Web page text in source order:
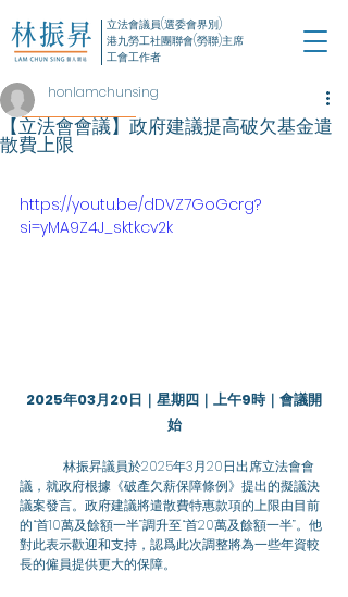
立法會議員(選委會界別)
港九勞工社團聯會(勞聯)主席
工會工作者
【立法會會議】政府建議提高破欠基金遣
散費上限
honlamchunsing
https://youtu.be/dDVZ7GoGcrg?
si=yMA9Z4J_sktkcv2k
2025年03月20日｜星期四｜上午9時｜會議開
始
議，就政府根據《破產欠薪保障條例》提出的擬議決
議案發言。政府建議將遣散費特惠款項的上限由目前
的“首10萬及餘額一半”調升至“首20萬及餘額一半”。他
對此表示歡迎和支持，認爲此次調整將為一些年資較
長的僱員提供更大的保障。